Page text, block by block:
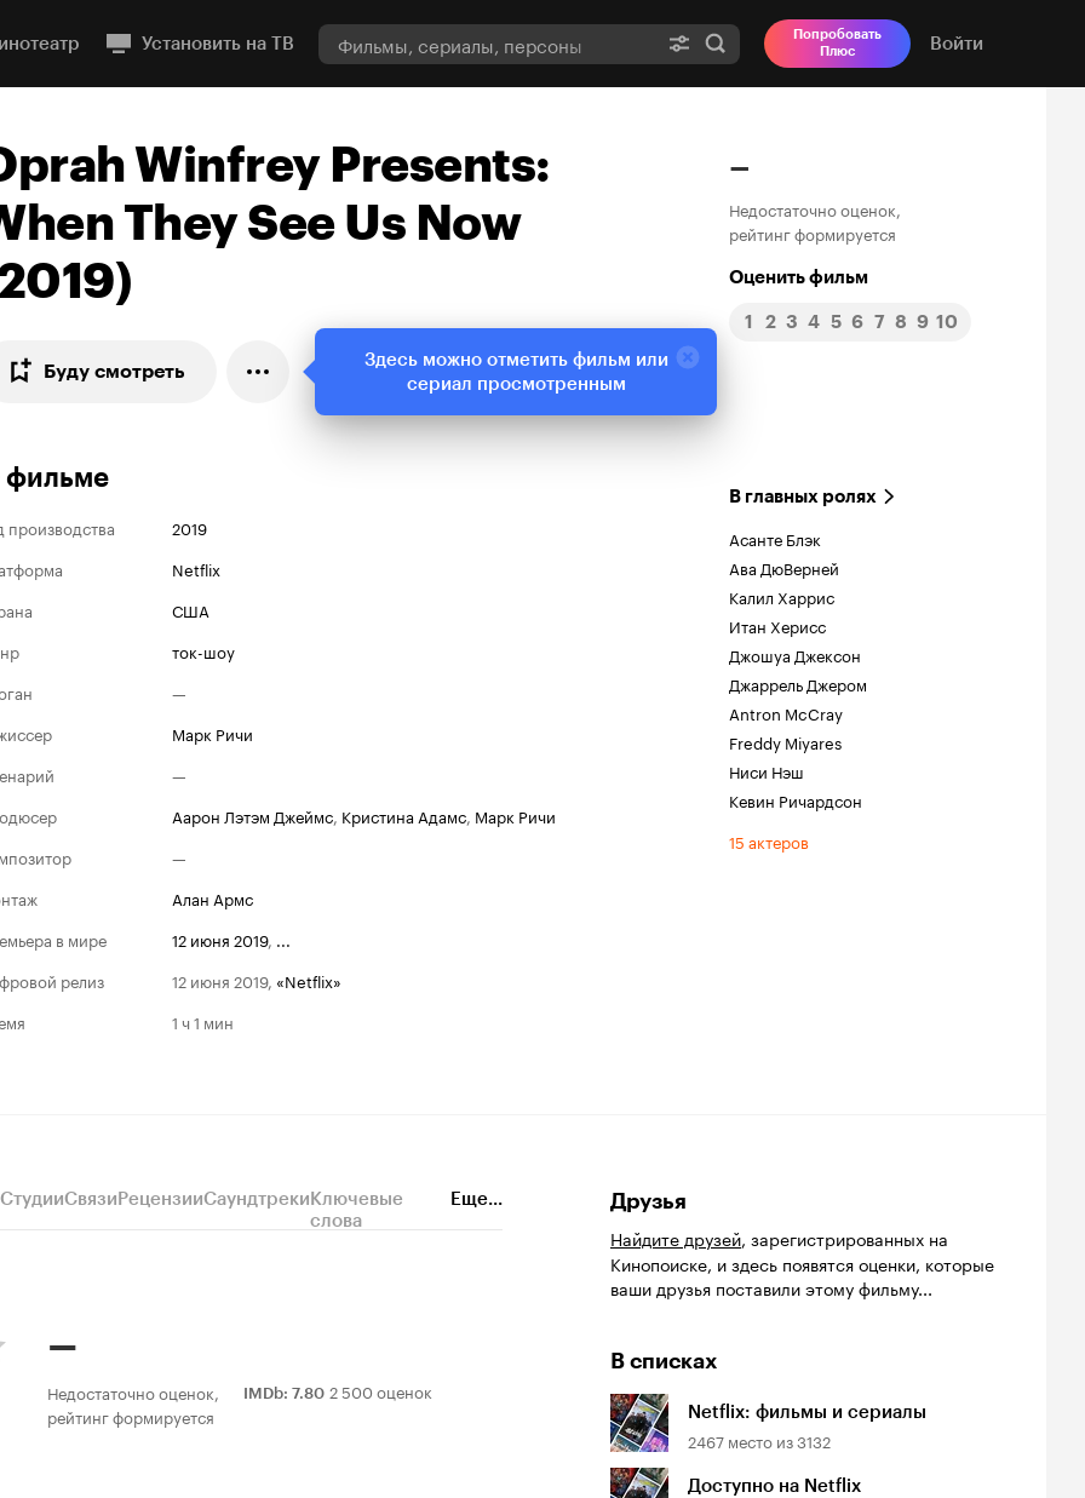
Установить на ТВ
Попробовать
Плюс
Войти
Winfrey Presents:
They See Us Now
Буду смотреть
–
Недостаточно оценок,
рейтинг формируется
Оценить фильм
1 2 3 4 5 6 7 8 9 10
производства
2019
Netflix
США
ток-шоу
—
Марк Ричи
—
Аарон Лэтэм Джеймс, Кристина Адамс, Марк Ричи
—
Алан Армс
в мире
12 июня 2019, ...
релиз
12 июня 2019, «Netflix»
1 ч 1 мин
В главных ролях
Асанте Блэк
Ава ДюВерней
Калил Харрис
Итан Херисс
Джошуа Джексон
Джаррель Джером
Antron McCray
Freddy Miyares
Ниси Нэш
Кевин Ричардсон
15 актеров
СтудииСвязиРецензииСаундтрекиКлючевые
слова
Еще...
–
Недостаточно оценок,
рейтинг формируется
IMDb: 7.80 2 500 оценок
Друзья
Найдите друзей, зарегистрированных на
Кинопоиске, и здесь появятся оценки, которые
ваши друзья поставили этому фильму...
В списках
Netflix: фильмы и сериалы
2467 место из3132
Доступно на Netflix
Здесь можно отметить фильм или
сериал просмотренным